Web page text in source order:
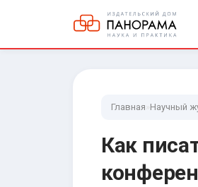
Главная » Научный
Как